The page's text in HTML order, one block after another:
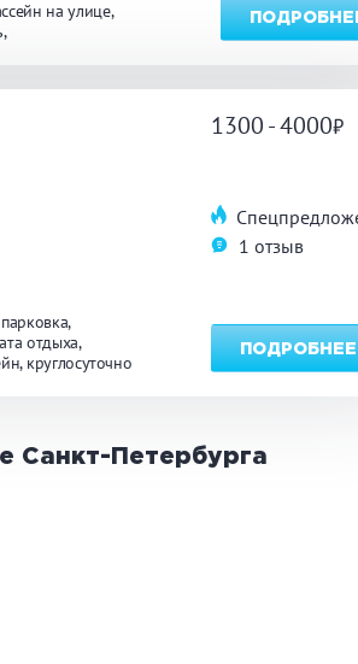
на улице
отдыха
круглосуточно
1300 - 4000
1 отзыв
ПОДРОБНЕЕ
Санкт-Петербурга